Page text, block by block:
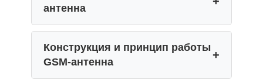
антенна
Конструкция и принцип работы
GSM-антенна